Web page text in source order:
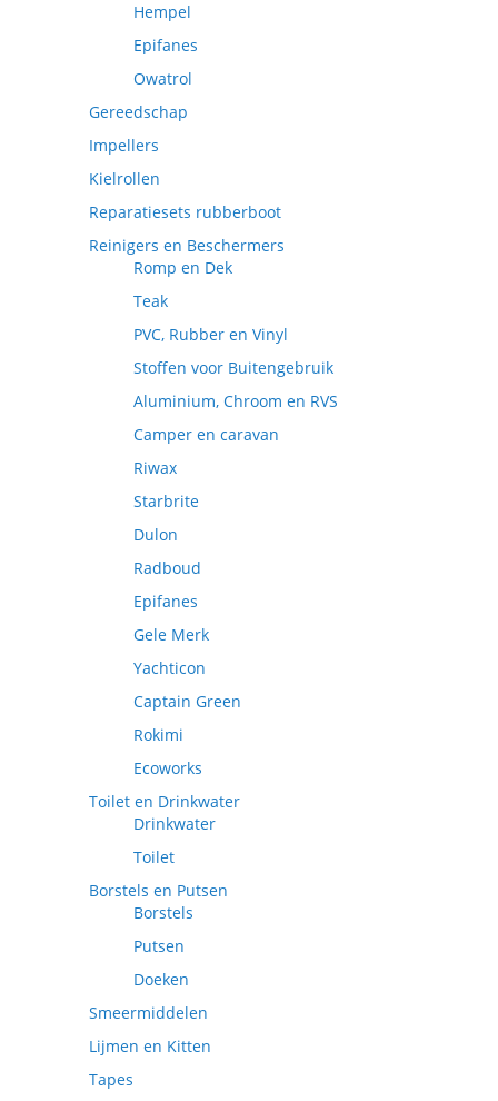
Hempel
Epifanes
Owatrol
Gereedschap
Impellers
Kielrollen
Reparatiesets rubberboot
Reinigers en Beschermers
Romp en Dek
Teak
PVC, Rubber en Vinyl
Stoffen voor Buitengebruik
Aluminium, Chroom en RVS
Camper en caravan
Riwax
Starbrite
Dulon
Radboud
Epifanes
Gele Merk
Yachticon
Captain Green
Rokimi
Ecoworks
Toilet en Drinkwater
Drinkwater
Toilet
Borstels en Putsen
Borstels
Putsen
Doeken
Smeermiddelen
Lijmen en Kitten
Tapes